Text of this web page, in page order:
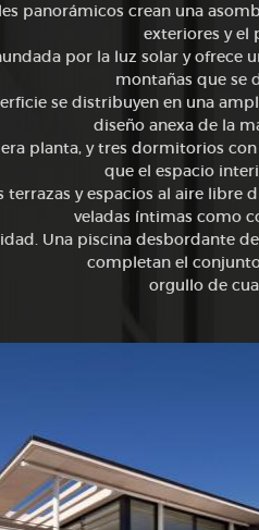
panorámicos crean una
exteriores y el
por la luz solar y ofrece
montañas que se
se distribuyen en una
diseño anexa de la
planta, y tres dormitorios
que el espacio
terrazas y espacios al aire
veladas íntimas como
Una piscina desbordante
completan el
orgullo de